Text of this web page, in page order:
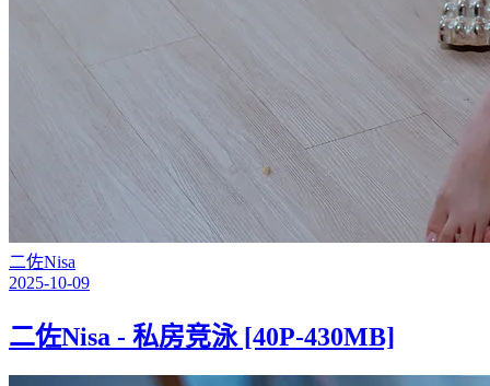
二佐Nisa
2025-10-09
二佐Nisa - 私房竞泳 [40P-430MB]